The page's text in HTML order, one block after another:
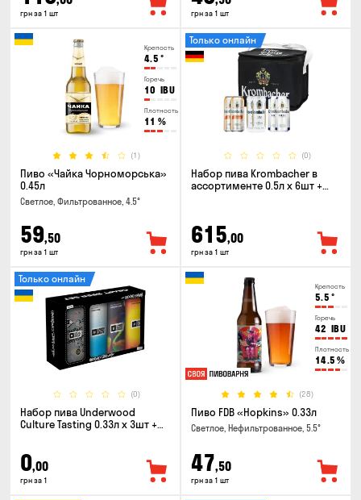
грн за 1 шт грн за 1 шт
Крепость
4.5 °
Горечь
10 IBU
Плотность
11 %
(1)
Пиво «Чайка Чорноморська»
0.45л
Светлое, Фильтрованное, 4.5°
59,50
грн за 1 шт
(0)
Только онлайн
Набор пива Krombacher в
ассортименте 0.5л х 6шт +
615,00
грн за 1 шт
(0)
Только онлайн
Набор пива Underwood
Culture Tasting 0.33л x 3шт +
0,00
грн за 1
Крепость
5.5 °
Горечь
42 IBU
Плотность
14.5 %
(28)
Пиво FDB «Hopkins» 0.33л
Светлое, Нефильтрованное, 5.5°
47,50
грн за 1 шт